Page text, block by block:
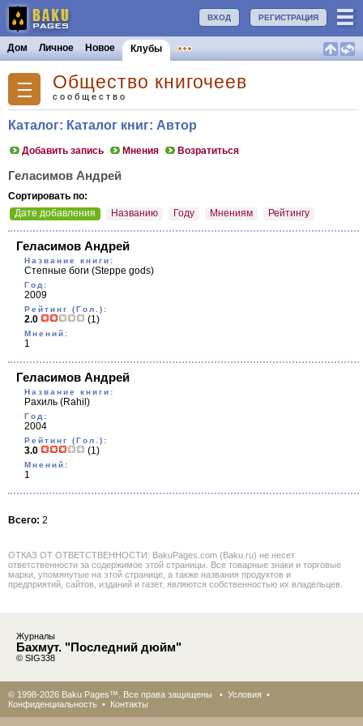
РЕГИСТРАЦИЯ
ВХОД
Дом Личное Новое Клубы
Общество книгочеев
сообщество
Каталог: Каталог книг: Автор
Добавить запись Мнения Возратиться
Геласимов Андрей
Сортировать по:
Дате добавления
Названию Году Мнениям Рейтингу
Геласимов Андрей
Название книги:
Степные боги (Steppe gods)
Год:
2009
Рейтинг (Гол.):
2.0 (1)
Мнений:
1
Геласимов Андрей
Название книги:
Рахиль (Rahil)
Год:
2004
Рейтинг (Гол.):
3.0 (1)
Мнений:
1
Всего: 2
ОТКАЗ ОТ ОТВЕТСТВЕННОСТИ: BakuPages.com (Baku.ru) не несет
ответственности за содержимое этой страницы. Все товарные знаки и торговые
марки, упомянутые на этой странице, а также названия продуктов и
предприятий, сайтов, изданий и газет, являются собственностью их владельцев.
Журналы
Бахмут. "Последний дюйм"
© SIG338
© 1998-2026 Baku Pages™. Все права защищены • Условия •
Конфиденциальность • Контакты